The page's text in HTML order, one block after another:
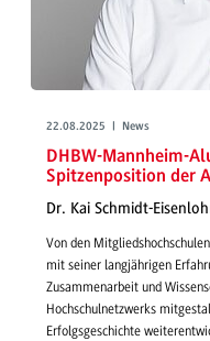
22.08.2025 | News
DHBW-Mannheim-
Spitzenposition der
Dr. Kai Schmidt-
Von den
mit seiner langjährigen
Zusammenarbeit und
Hochschulnetzwerks
Erfolgsgeschichte